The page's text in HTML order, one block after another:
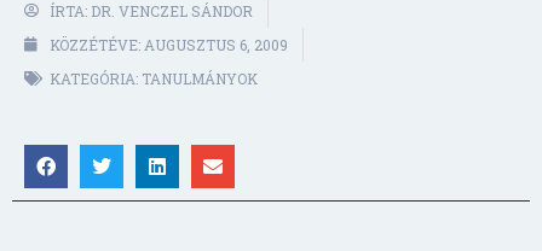
ÍRTA: DR. VENCZEL SÁNDOR
KÖZZÉTÉVE:AUGUSZTUS 6, 2009
KATEGÓRIA: TANULMÁNYOK